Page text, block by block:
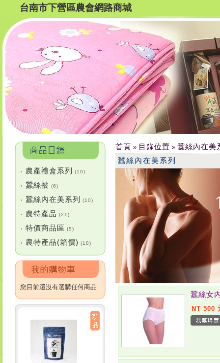
台南市下營區農會網路商城
• 農產禮盒系列 (10)
• 蠶絲被 (6)
• 蠶絲內在美系列 (10)
• 農特產品 (21)
• 特價商品區 (5)
• 農特產品(箱價) (18)
您目前還沒有選購任何商品
首頁 » 目錄位置 » 蠶絲內在美
蠶絲內在美系列
蠶絲女
NT 500